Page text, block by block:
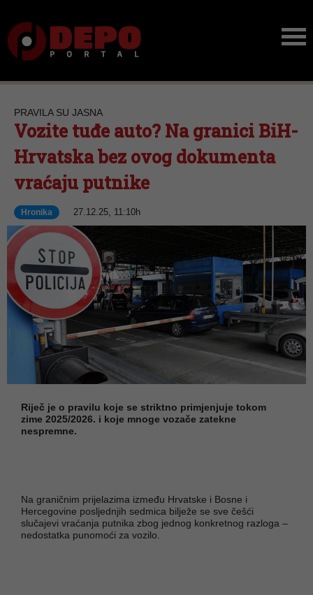
PRAVILA SU JASNA
Vozite tuđe auto? Na granici BiH-
Hrvatska bez ovog dokumenta
vraćaju putnike
Hronika 27.12.25, 11:10h
Riječ je o pravilu koje se striktno primjenjuje tokom
zime 2025/2026. i koje mnoge vozače zatekne
nespremne.
Na graničnim prijelazima između Hrvatske i Bosne i
Hercegovine posljednjih sedmica bilježe se sve češći
slučajevi vraćanja putnika zbog jednog konkretnog razloga –
nedostatka punomoći za vozilo.